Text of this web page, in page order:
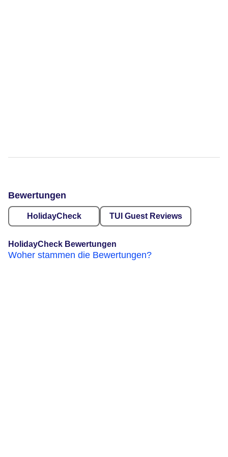
Bewertungen
HolidayCheck TUI Guest Reviews
HolidayCheck Bewertungen
Woher stammen die Bewertungen?